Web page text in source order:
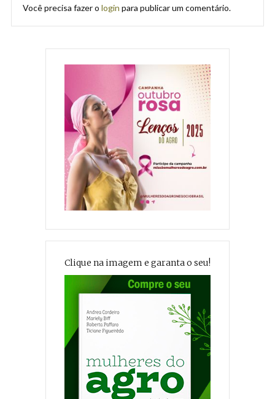
Você precisa fazer o login para publicar um comentário.
Clique na imagem e garanta o seu!